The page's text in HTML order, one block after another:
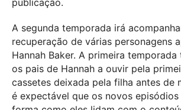
A segunda temporada irá
recuperação de várias personagens
Hannah Baker. A primeira
os pais de Hannah a ouvir pela
cassetes deixada pela filha antes de
é expectável que os novos